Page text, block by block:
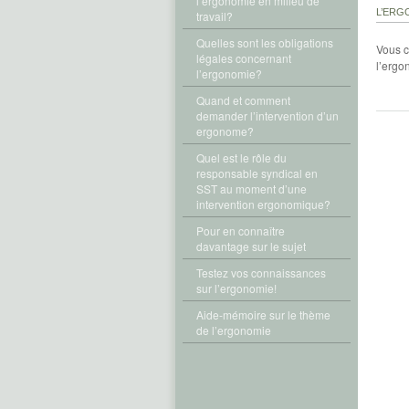
travail?
Quelles sont les obligations
légales concernant
l’ergonomie?
Quand et comment
demander l’intervention d’un
ergonome?
Quel est le rôle du
responsable syndical en
SST au moment d’une
intervention ergonomique?
Pour en connaître
davantage sur le sujet
Testez vos connaissances
sur l’ergonomie!
Aide-mémoire sur le thème
de l’ergonomie
Vous